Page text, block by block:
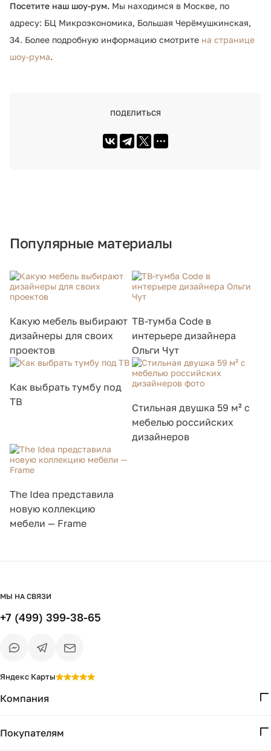
Посетите наш шоу-рум. Мы находимся в Москве, по
адресу: БЦ Микроэкономика, Большая Черёмушкинская,
34. Более подробную информацию смотрите на странице
шоу-рума.
ПОДЕЛИТЬСЯ
Популярные материалы
Какую мебель выбирают
дизайнеры для своих
проектов
ТВ-тумба Code в
интерьере дизайнера
Ольги Чут
Как выбрать тумбу под
ТВ
Стильная двушка 59 м² с
мебелью российских
дизайнеров
The Idea представила
новую коллекцию
мебели — Frame
Компания
Проекты
Покупателям
МЫ НА СВЯЗИ
+7 (499) 399-38-65
Яндекс Карты